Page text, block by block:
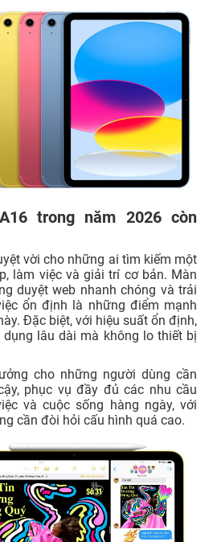
trong năm 2026 còn
vời cho những ai tìm kiếm một
làm việc và giải trí cơ bản. Màn
duyệt web nhanh chóng và trải
ổn định là những điểm mạnh
Đặc biệt, với hiệu suất ổn định,
lâu dài mà không lo thiết bị
cho những người dùng cần
phục vụ đầy đủ các nhu cầu
và cuộc sống hàng ngày, với
cần đòi hỏi cấu hình quá cao.